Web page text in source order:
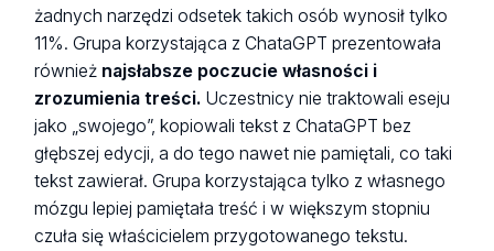
żadnych narzędzi odsetek takich osób wynosił tylko
11%. Grupa korzystająca z ChataGPT prezentowała
również najsłabsze poczucie własności i
zrozumienia treści. Uczestnicy nie traktowali eseju
jako „swojego”, kopiowali tekst z ChataGPT bez
głębszej edycji, a do tego nawet nie pamiętali, co taki
tekst zawierał. Grupa korzystająca tylko z własnego
mózgu lepiej pamiętała treść i w większym stopniu
czuła się właścicielem przygotowanego tekstu.